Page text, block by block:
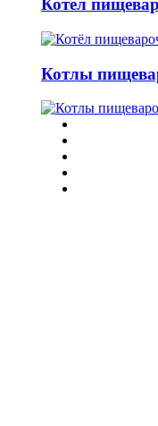
Котёл
Котлы